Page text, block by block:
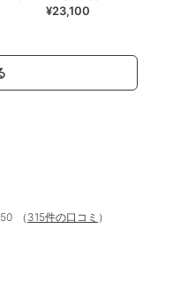
ンダ
ンダル/661201
¥23,100
（ 315件の口コミ ）